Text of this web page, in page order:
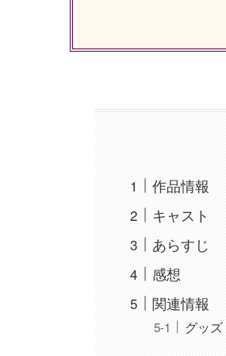
作品情報
キャスト
あらすじ
感想
関連情報
グッズ